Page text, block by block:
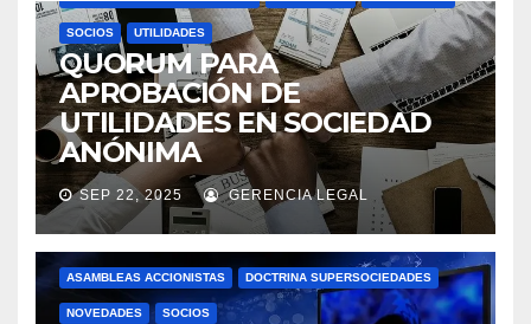
SOCIOS UTILIDADES
QUORUM PARA
APROBACIÓN DE
UTILIDADES EN SOCIEDAD
ANÓNIMA
SEP 22, 2025 GERENCIA LEGAL
ASAMBLEAS ACCIONISTAS DOCTRINA SUPERSOCIEDADES
NOVEDADES SOCIOS